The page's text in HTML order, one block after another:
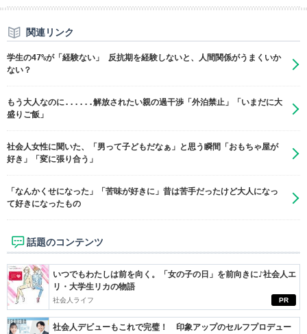
関連リンク
学生の47%が「経験ない」 反抗期を経験しないと、人間関係がうまくいか
ない？
もう大人なのに......解放されたい親の過干渉「外泊禁止」「いまだに大
盛りご飯」
社会人女性に聞いた、「男って子どもだなぁ」と思う瞬間「おもちゃ屋が
好き」「変に張り合う」
「なんかくせになった」「苦味が好きに」昔は苦手だったけど大人になっ
て好きになったもの
話題のコンテンツ
PR
いつでもわたしは前を向く。「女の子の日」を前向きに♪社会人エ
リ・大学生リカの物語
社会人ライフ
社会人デビューもこれで完璧！ 印象アップのセルフプロデュー